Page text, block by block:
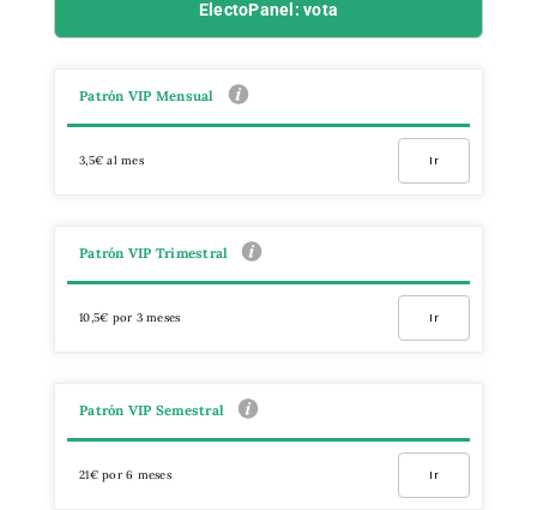
ElectoPanel: vota
Patrón VIP Mensual
3,5€ al mes Ir
Patrón VIP Trimestral
10,5€ por 3 meses Ir
Patrón VIP Semestral
21€ por 6 meses Ir